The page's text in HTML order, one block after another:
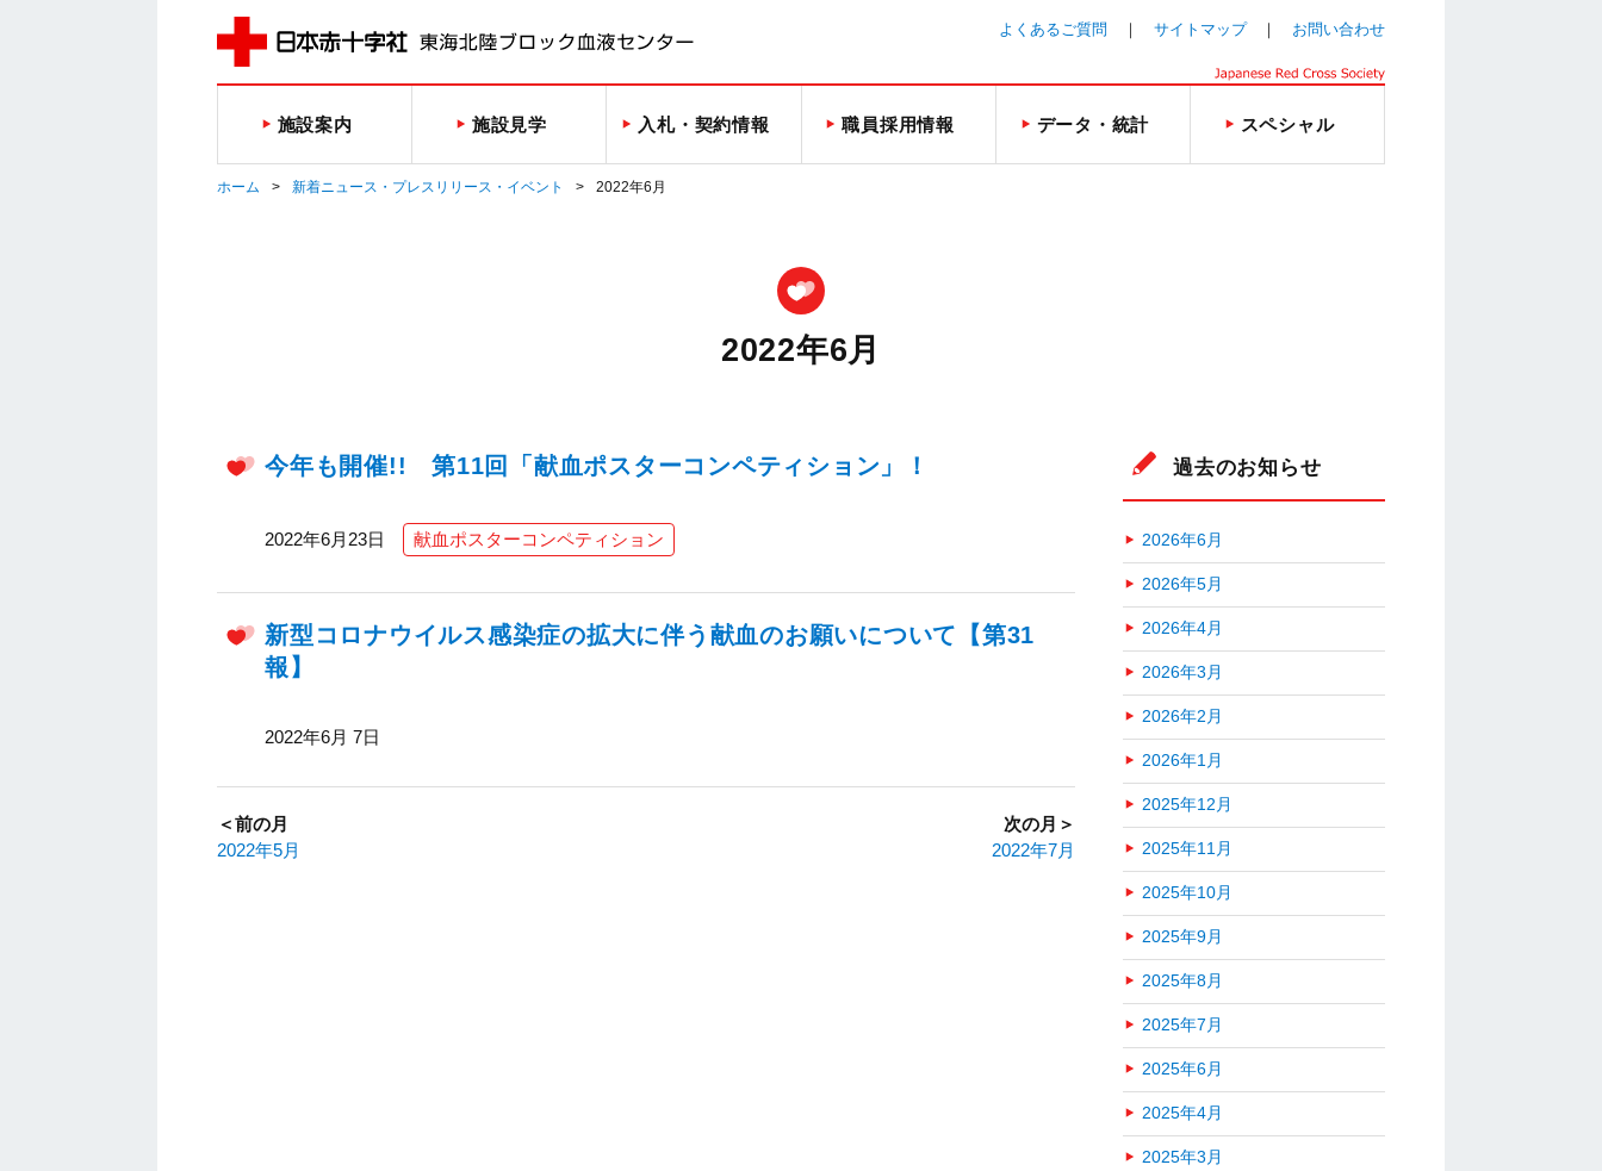
よくあるご質問 サイトマップ お問い合わせ
施設案内 施設見学 入札・契約情報 職員採用情報 データ・統計 スペシャル
ホーム 新着ニュース・プレスリリース・イベント 2022年6月
2022年6月
今年も開催!! 第11回「献血ポスターコンペティション」！
2022年6月23日 献血ポスターコンペティション
新型コロナウイルス感染症の拡大に伴う献血のお願いについて【第31
報】
2022年6月 7日
＜前の月
2022年5月
次の月＞
2022年7月
過去のお知らせ
2026年6月
2026年5月
2026年4月
2026年3月
2026年2月
2026年1月
2025年12月
2025年11月
2025年10月
2025年9月
2025年8月
2025年7月
2025年6月
2025年4月
2025年3月